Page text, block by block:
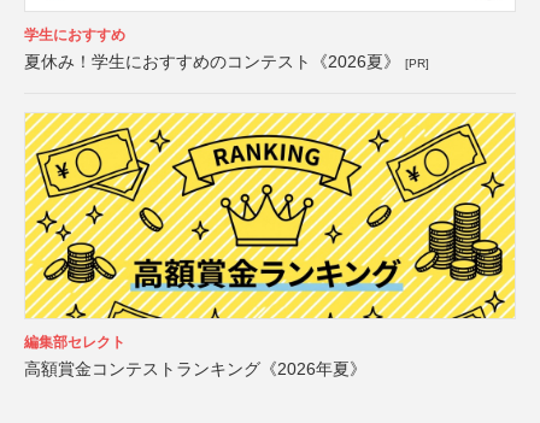
学生におすすめ
夏休み！学生におすすめのコンテスト《2026夏》 [PR]
編集部セレクト
高額賞金コンテストランキング《2026年夏》